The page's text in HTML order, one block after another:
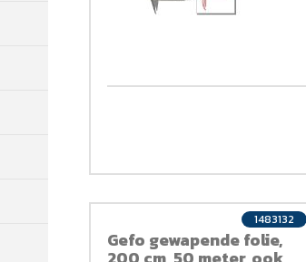
Gefo gewapende folie,
1483132